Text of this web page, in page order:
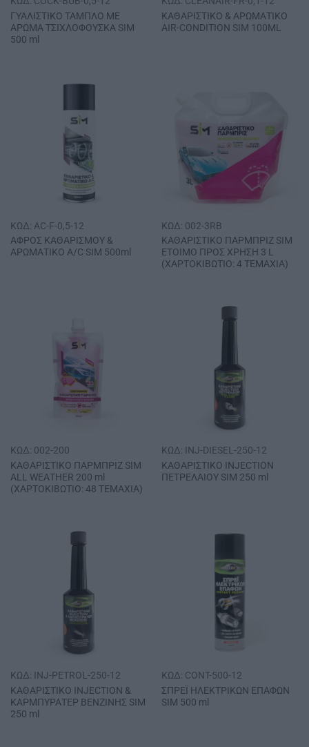
ΓΥΑΛΙΣΤΙΚΟ ΤΑΜΠΛΟ ΜΕ
ΑΡΩΜΑ ΤΣΙΧΛΟΦΟΥΣΚΑ SΙΜ
500 ml
ΚΑΘΑΡΙΣΤΙΚΟ & ΑΡΩΜΑΤΙΚΟ
ΑΙR-CΟΝDΙΤΙΟΝ SΙΜ 100ΜL
ΚΩΔ: AC-F-0,5-12
ΑΦΡΟΣ ΚΑΘΑΡΙΣΜΟΥ &
ΑΡΩΜΑΤΙΚΟ Α/C SIM 500ml
ΚΩΔ: 002-3RB
ΚΑΘΑΡΙΣΤΙΚΟ ΠΑΡΜΠΡΙΖ SΙΜ
ΕΤΟΙΜΟ ΠΡΟΣ ΧΡΗΣΗ 3 L
(ΧΑΡΤΟΚΙΒΩΤΙΟ: 4 ΤΕΜΑΧΙΑ)
ΚΩΔ: 002-200
ΚΑΘΑΡΙΣΤΙΚΟ ΠΑΡΜΠΡΙΖ SΙΜ
ΑLL WΕΑΤΗΕR 200 ml
(ΧΑΡΤΟΚΙΒΩΤΙΟ: 48 ΤΕΜΑΧΙΑ)
ΚΩΔ: INJ-DIESEL-250-12
ΚΑΘΑΡΙΣΤΙΚΟ ΙΝJΕCΤΙΟΝ
ΠΕΤΡΕΛΑΙΟΥ SΙΜ 250 ml
ΚΩΔ: INJ-PETROL-250-12
ΚΑΘΑΡΙΣΤΙΚΟ ΙΝJΕCΤΙΟΝ &
ΚΑΡΜΠΥΡΑΤΕΡ ΒΕΝΖΙΝΗΣ SΙΜ
250 ml
ΚΩΔ: CONT-500-12
ΣΠΡΕΪ ΗΛΕΚΤΡΙΚΩΝ ΕΠΑΦΩΝ
SΙΜ 500 ml